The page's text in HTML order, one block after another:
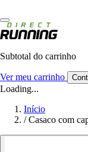
Subtotal do carrinho
Ver meu carrinho
Loading...
Início
/ Casaco com